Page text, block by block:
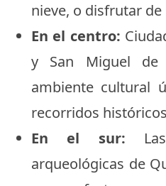
nieve, o disfrutar de
En el centro:
y San Miguel de
ambiente cultural
recorridos
En el sur:
arqueológicas de